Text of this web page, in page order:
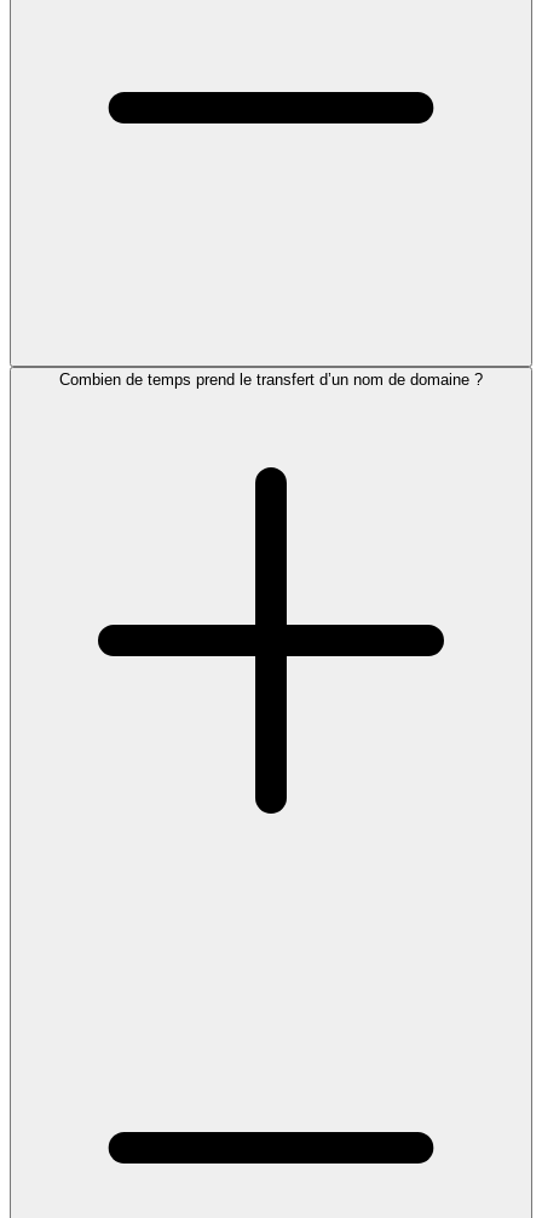
Combien de temps prend le transfert d’un nom de domaine ?